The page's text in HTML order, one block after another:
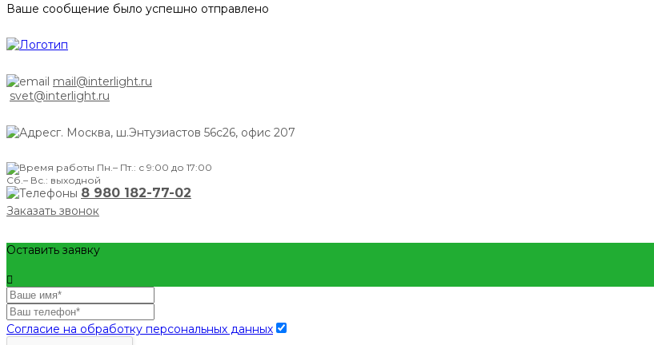
Ваше сообщение было успешно отправлено
mail@interlight.ru
svet@interlight.ru
г. Москва, ш.Энтузиастов 56с26, офис 207
Пн.– Пт.: с 9:00 до 17:00
Сб.– Вс.: выходной
8 980 182-77-02
Заказать звонок
Оставить заявку
Согласие на обработку персональных данных